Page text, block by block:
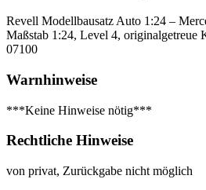
Revell Modellbausatz Auto 1:24 –
Maßstab 1:24, Level 4, originalgetreue
07100
Warnhinweise
***Keine Hinweise nötig***
Rechtliche Hinweise
von privat, Zurückgabe nicht möglich